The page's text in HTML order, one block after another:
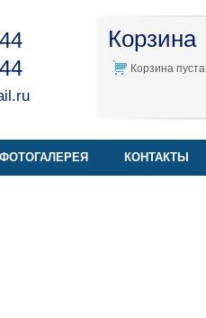
ФОТОГАЛЕРЕЯ КОНТАКТЫ
Корзина
Корзина пуста